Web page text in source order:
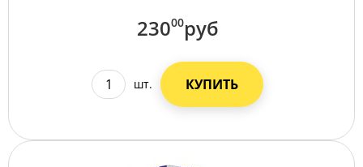
23000руб
шт. КУПИТЬ